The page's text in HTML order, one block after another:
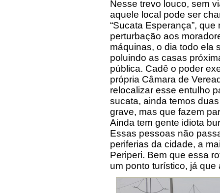
Nesse trevo louco, sem
aquele local pode ser
“Sucata Esperança”,
perturbação aos
máquinas, o dia todo ela
poluindo as casas
pública. Cadê o poder
própria Câmara de
relocalizar esse entulho
sucata, ainda temos
grave, mas que fazem
Ainda tem gente idiota
Essas pessoas não
periferias da cidade, a
Periperi. Bem que essa
um ponto turístico, já